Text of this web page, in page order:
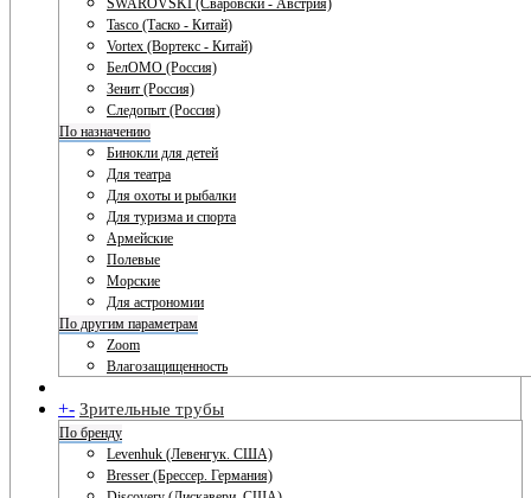
SWAROVSKI (Сваровски - Австрия)
Tasco (Таско - Китай)
Vortex (Вортекс - Китай)
БелОМО (Россия)
Зенит (Россия)
Следопыт (Россия)
По назначению
Бинокли для детей
Для театра
Для охоты и рыбалки
Для туризма и спорта
Армейские
Полевые
Морские
Для астрономии
По другим параметрам
Zoom
Влагозащищенность
+- Зрительные трубы
По бренду
Levenhuk (Левенгук. США)
Bresser (Брессер. Германия)